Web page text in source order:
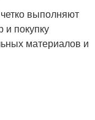
выполняют
покупку
материалов и